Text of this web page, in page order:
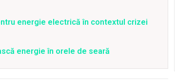
energie electrică în contextul crizei
energie în orele de seară